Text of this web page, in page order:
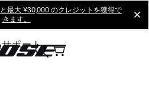
最大 ¥30,000 のクレジットを獲得で
きます。
ポート